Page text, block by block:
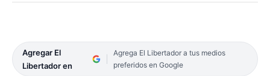
Agregar El
Libertador en
Agrega El Libertador a tus medios
preferidos en Google